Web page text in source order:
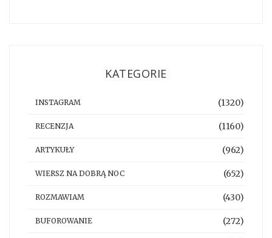
KATEGORIE
INSTAGRAM (1320)
RECENZJA (1160)
ARTYKUŁY (962)
WIERSZ NA DOBRĄ NOC (652)
ROZMAWIAM (430)
BUFOROWANIE (272)